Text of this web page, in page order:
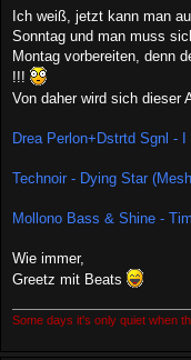
a
Ich weiß, jetzt kann man
Sonntag und man muss
Montag vorbereiten, denn
!!!
Von daher wird sich dieser
Drea Perlon+Dstrtd Sgnl - I
Technoir - Dying Star
Mollono Bass & Shine -
Wie immer,
Greetz mit Beats
Some days it's only quiet when